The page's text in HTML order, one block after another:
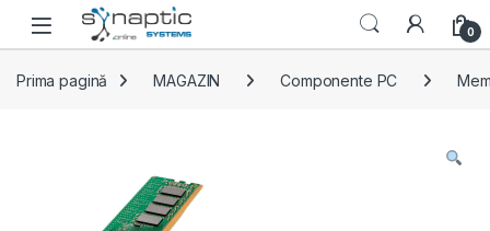
Skip to navigation
Skip to content
Open 0
Prima pagină MAGAZIN Componente PC